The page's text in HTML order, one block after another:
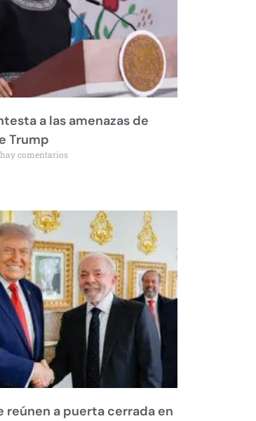
a las amenazas de
Trump
comentarios
reúnen a puerta cerrada en